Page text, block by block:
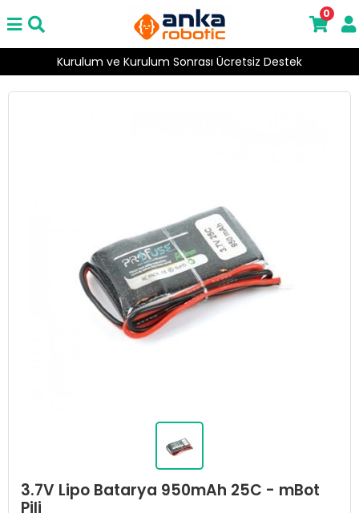
Kurulum ve Kurulum Sonrası Ücretsiz Destek
0
3.7V Lipo Batarya 950mAh 25C - mBot
Pili